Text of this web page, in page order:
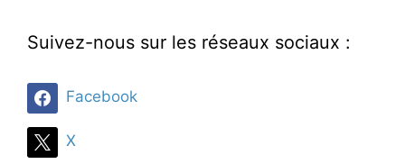
Suivez-nous sur les réseaux sociaux :
Facebook
X